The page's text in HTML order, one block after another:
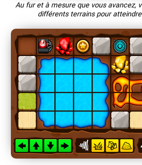
Au fur et à mesure que vous avancez,
différents terrains pour